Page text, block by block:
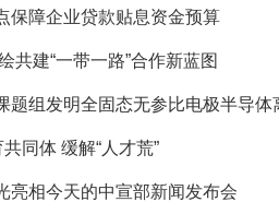
保障企业贷款贴息资金预算
共建“一带一路”合作新蓝图
题组发明全固态无参比电极半导体
同体 缓解“人才荒”
亮相今天的中宣部新闻发布会